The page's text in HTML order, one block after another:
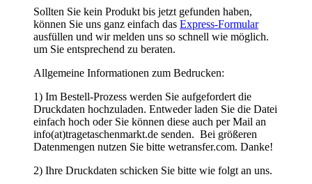
einfach hoch oder Sie können diese auch per Mail an
info(at)tragetaschenmarkt.de senden. Bei größeren
Datenmengen nutzen Sie bitte wetransfer.com. Danke!
oder als vektorbasiertes PDF. Diese Formate
können ohne Qualitätsverlust beliebig skaliert
werden. Auf Grafiken in z.B. .jpg oder .png
sollten Sie verzichten, denn mit diesen Formaten
können Sie unscharfe oder verpixelte Drucke
Umwandlung der enthaltenen Texte oder